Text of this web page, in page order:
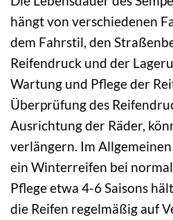
hängt von verschiedenen
dem Fahrstil, den
Reifendruck und der
Wartung und Pflege der
Überprüfung des
Ausrichtung der Räder,
verlängern. Im Allgemeinen
ein Winterreifen bei
Pflege etwa 4-6 Saisons
die Reifen regelmäßig auf